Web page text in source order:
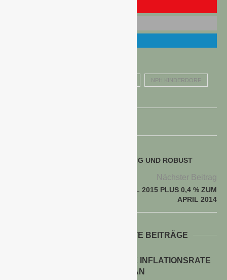
NPH KINDERDORF
FREILANDBEGONIEN – BLÜHFREUDIG UND ROBUST
Nächster Beitrag
VERBRAUCHERPREISE IM APRIL 2015 PLUS 0,4 % ZUM
APRIL 2014
WEITERE INTERESSANTE BEITRÄGE
ENERGIEPREISE TREIBEN DIE INFLATIONSRATE
IM JULI 2026 AN